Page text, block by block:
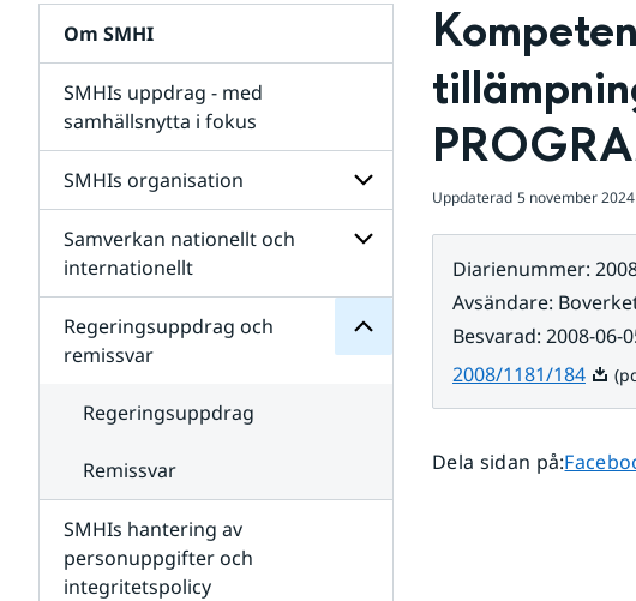
Om SMHI
SMHIs uppdrag - med
samhällsnytta i fokus
SMHIs organisation
Undersidor
organisation
Samverkan nationellt och
internationellt
Undersidor
för
internationellt
Regeringsuppdrag och
remissvar
för
Regeringsuppdrag
remissvar
Regeringsuppdrag
Remissvar
SMHIs hantering av
personuppgifter och
integritetspolicy
Uppdaterad 5 november 2024
Diarienummer:
Avsändare:
Besvarad: 2008-06-
2008/1181/184Pdf,
Dela sidan på:Dela